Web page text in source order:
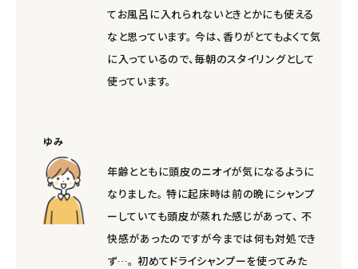
てお風呂に入れられないときとかにも使える
なと思っています。 今は、香りがとてもよくて気
に入っているので、毎朝のスタイリングとして
使っています。
ゆみ
年齢とともに頭皮のニオイが気になるように
なりました。 特に起床時は前の晩にシャンプ
ーしていても頭皮が蒸れた感じがあって、 不
快感があったのですが今までは何も対処でき
ず…。 初めてドライシャンプーを使ってみた